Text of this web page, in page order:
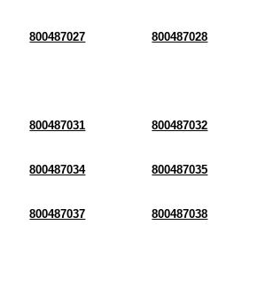
800487027 800487028
800487031 800487032
800487034 800487035
800487037 800487038